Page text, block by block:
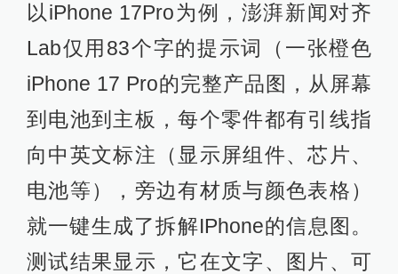
以iPhone 17Pro为例，澎湃新闻对齐
Lab仅用83个字的提示词（一张橙色
iPhone 17 Pro的完整产品图，从屏幕
到电池到主板，每个零件都有引线指
向中英文标注（显示屏组件、芯片、
电池等），旁边有材质与颜色表格）
就一键生成了拆解IPhone的信息图。
测试结果显示，它在文字、图片、可